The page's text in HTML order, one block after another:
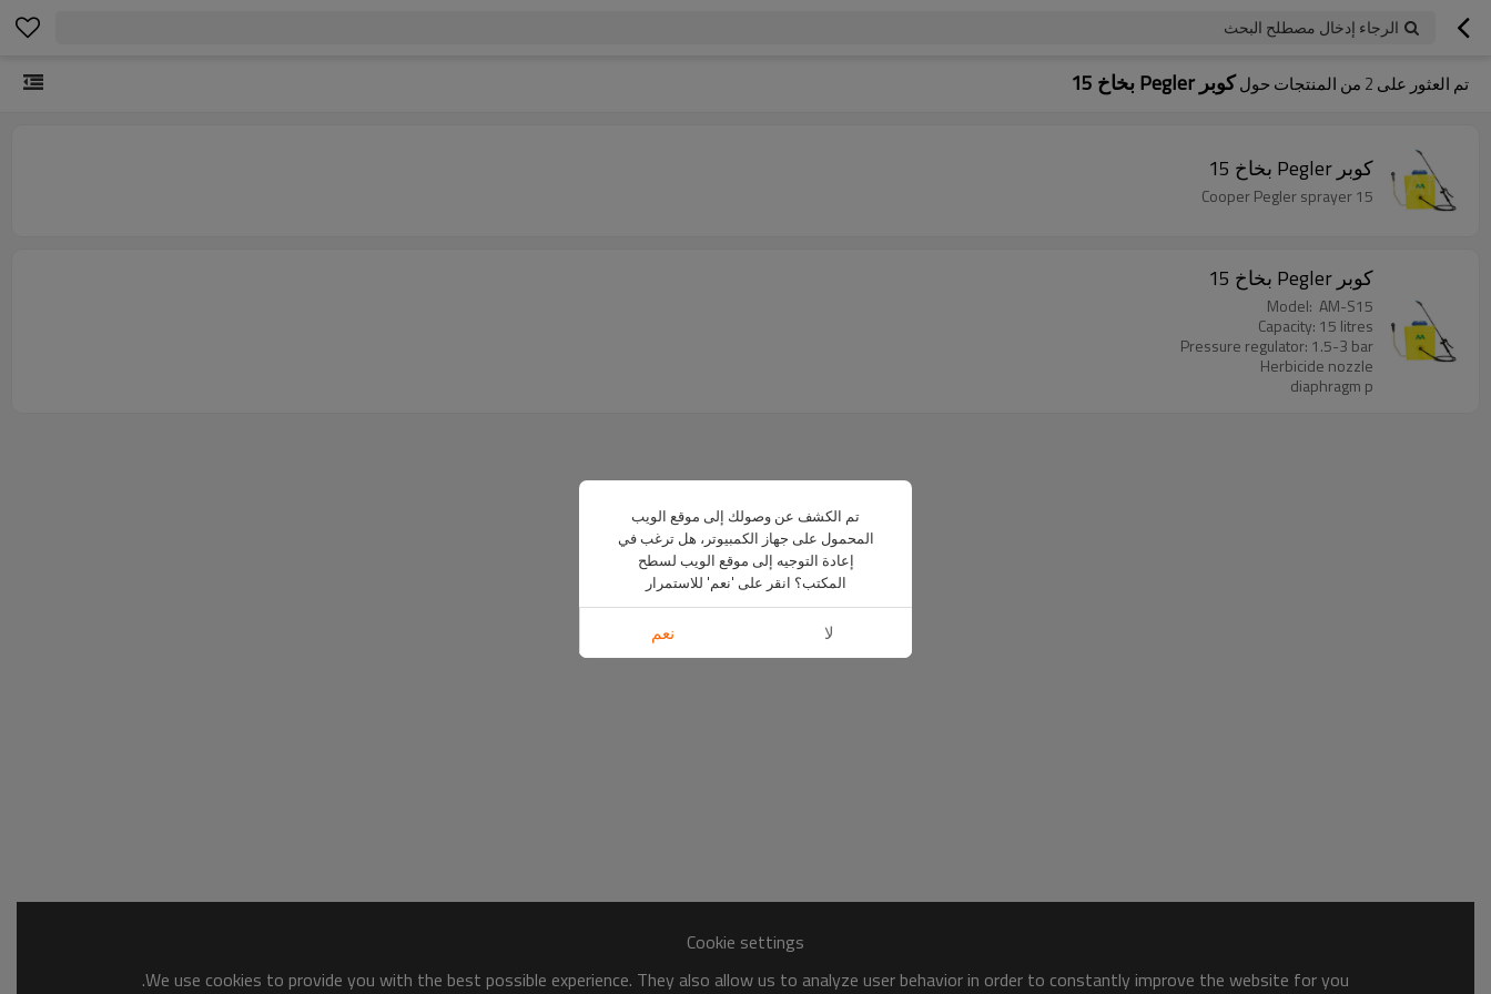
الرجاء إدخال مصطلح البحث
تم العثور على 2 من المنتجات حولكوبر Pegler بخاخ 15
كوبر Pegler بخاخ 15
Cooper Pegler sprayer 15
كوبر Pegler بخاخ 15
Model: AM-S15
Capacity: 15 litres
Pressure regulator: 1.5-3 bar
Herbicide nozzle
diaphragm p
Cookie settings
We use cookies to provide you with the best possible experience. They also allow us to analyze user behavior in order to constantly improve the website for you.
تم الكشف عن وصولك إلى موقع الويب
المحمول على جهاز الكمبيوتر، هل ترغب في
إعادة التوجيه إلى موقع الويب لسطح
المكتب؟ انقر على 'نعم' للاستمرار
لا نعم